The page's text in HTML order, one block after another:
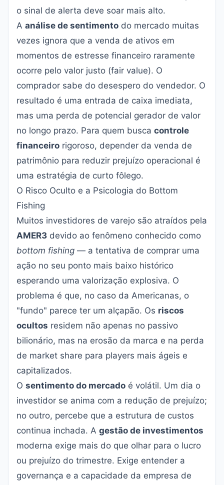
o sinal de alerta deve soar mais alto.
A análise de sentimento do mercado muitas
vezes ignora que a venda de ativos em
momentos de estresse financeiro raramente
ocorre pelo valor justo (fair value). O
comprador sabe do desespero do vendedor. O
resultado é uma entrada de caixa imediata,
mas uma perda de potencial gerador de valor
no longo prazo. Para quem busca controle
financeiro rigoroso, depender da venda de
patrimônio para reduzir prejuízo operacional é
uma estratégia de curto fôlego.
O Risco Oculto e a Psicologia do Bottom
Fishing
Muitos investidores de varejo são atraídos pela
AMER3 devido ao fenômeno conhecido como
bottom fishing — a tentativa de comprar uma
ação no seu ponto mais baixo histórico
esperando uma valorização explosiva. O
problema é que, no caso da Americanas, o
"fundo" parece ter um alçapão. Os riscos
ocultos residem não apenas no passivo
bilionário, mas na erosão da marca e na perda
de market share para players mais ágeis e
capitalizados.
O sentimento do mercado é volátil. Um dia o
investidor se anima com a redução de prejuízo;
no outro, percebe que a estrutura de custos
continua inchada. A gestão de investimentos
moderna exige mais do que olhar para o lucro
ou prejuízo do trimestre. Exige entender a
governança e a capacidade da empresa de